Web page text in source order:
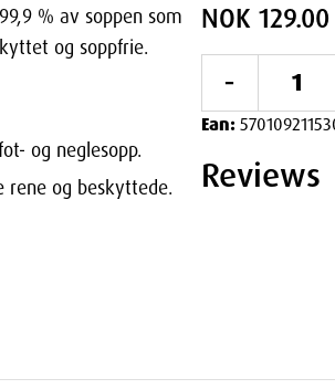
% av soppen som
og soppfrie.
og neglesopp.
rene og beskyttede.
bruk av denne
NOK 129.00
-
Ean:
Reviews